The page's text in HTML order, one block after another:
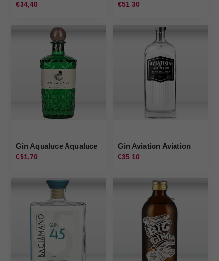
€34,40 €51,30
Gin Aqualuce Aqualuce
€51,70
Gin Aviation Aviation
€35,10